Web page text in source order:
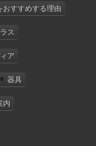
おすすめする理由
ス
ア
器具
内